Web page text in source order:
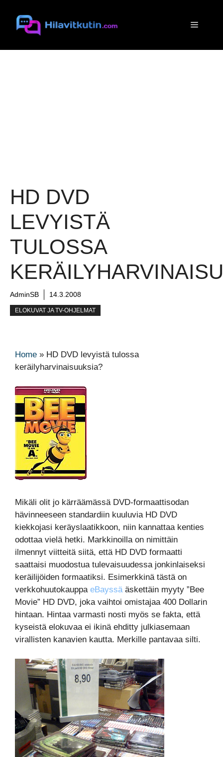
sisältöön
Valikko
HD DVD
LEVYISTÄ
TULOSSA
AdminSB 14.3.2008
ELOKUVAT JA TV-OHJELMAT
Home » HD DVD levyistä tulossa
keräilyharvinaisuuksia?
Mikäli olit jo kärräämässä DVD-formaattisodan
hävinneeseen standardiin kuuluvia HD DVD
kiekkojasi keräyslaatikkoon, niin kannattaa kenties
odottaa vielä hetki. Markkinoilla on nimittäin
ilmennyt viitteitä siitä, että HD DVD formaatti
saattaisi muodostua tulevaisuudessa jonkinlaiseksi
keräilijöiden formaatiksi. Esimerkkinä tästä on
verkkohuutokauppa eBayssääskettäin myyty ”Bee
Movie” HD DVD, joka vaihtoi omistajaa 400 Dollarin
hintaan. Hintaa varmasti nosti myös se fakta, että
kyseistä elokuvaa ei ikinä ehditty julkiasemaan
virallisten kanavien kautta. Merkille pantavaa silti.